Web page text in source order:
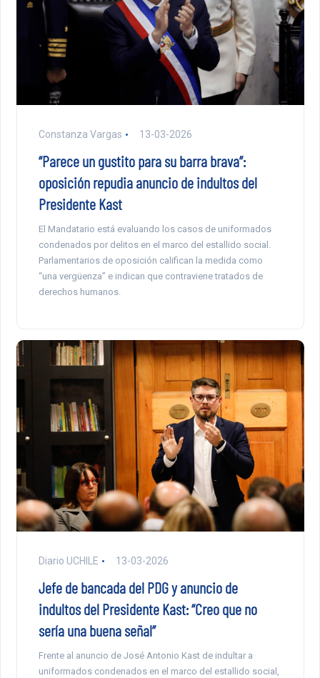
Constanza Vargas 13-03-2026
“Parece un gustito para su barra brava”:
oposición repudia anuncio de indultos del
Presidente Kast
El Mandatario está evaluando los casos de uniformados
condenados por delitos en el marco del estallido social.
Parlamentarios de oposición califican la medida como
“una vergüenza” e indican que contraviene tratados de
derechos humanos.
Diario UCHILE 13-03-2026
Jefe de bancada del PDG y anuncio de
indultos del Presidente Kast: “Creo que no
sería una buena señal”
Frente al anuncio de José Antonio Kast de indultar a
uniformados condenados en el marco del estallido social,